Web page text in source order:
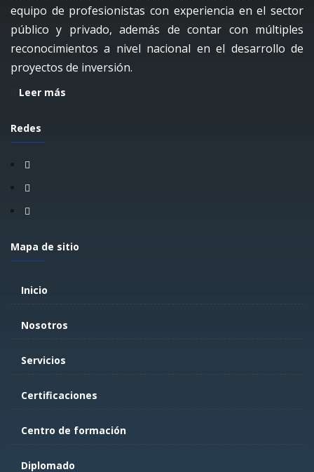
equipo de profesionistas con experiencia en el sector
público y privado, además de contar con múltiples
reconocimientos a nivel nacional en el desarrollo de
proyectos de inversión.
Leer más
Redes
Mapa de sitio
Inicio
Nosotros
Servicios
Certificaciones
Centro de formación
Diplomado